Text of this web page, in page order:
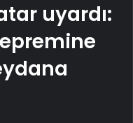
uyardı: